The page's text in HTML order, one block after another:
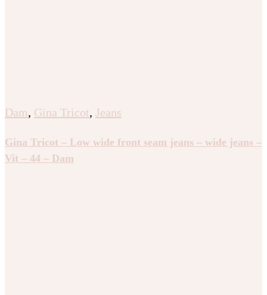
Dam, Gina Tricot, Jeans
Gina Tricot – Low wide front seam jeans – wide jeans –
Vit – 44 – Dam